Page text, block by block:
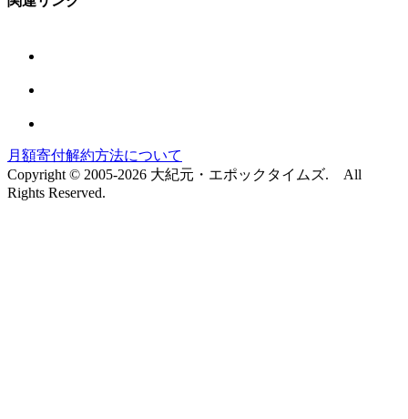
月額寄付解約方法について
Copyright © 2005-2026 大紀元・エポックタイムズ. All
Rights Reserved.